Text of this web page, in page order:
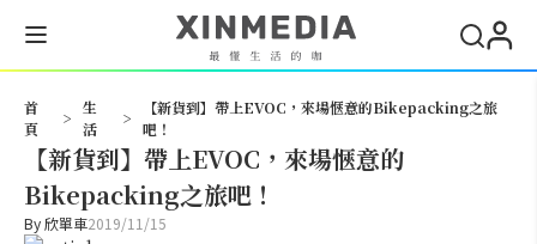
首
頁
>
生
活
>
【新貨到】帶上EVOC，來場愜意的Bikepacking之旅
吧！
【新貨到】帶上EVOC，來場愜意的
Bikepacking之旅吧！
By欣單車2019/11/15